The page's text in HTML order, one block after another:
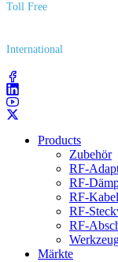
Toll Free
International
Products
Zubehör
RF-
RF-
RF-
RF-
RF-
Märkte